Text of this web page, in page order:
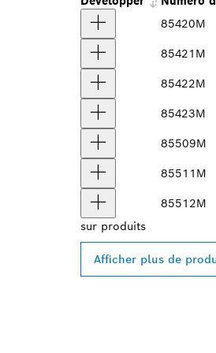
85420M
85421M
85422M
85423M
85509M
85511M
85512M
sur produits
Afficher plus de